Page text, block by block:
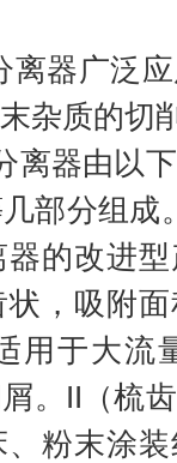
离器广泛
杂质的切
离器由以
部分组成
的改进
，吸附
用于大流
。II（梳
粉末涂